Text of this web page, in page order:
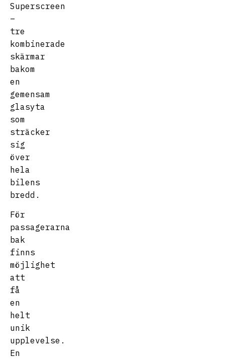
Superscreen
–
tre
kombinerade
skärmar
bakom
en
gemensam
glasyta
som
sträcker
sig
över
hela
bilens
bredd.
För
passagerarna
bak
finns
möjlighet
att
få
en
helt
unik
upplevelse.
En